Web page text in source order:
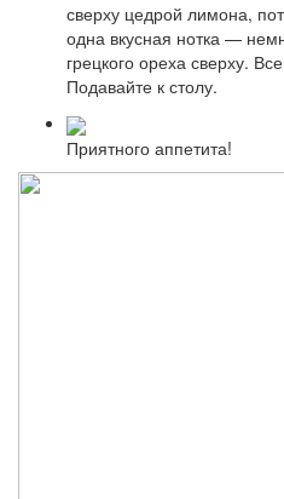
сверху цедрой лимона,
одна вкусная нотка —
грецкого ореха сверху.
Подавайте к столу.
Приятного аппетита!